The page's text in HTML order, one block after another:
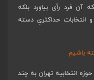
آن فرد رأی بیاورد بلکه
انتخابات حداکثریِ دسته
باشیم
انتخابیه تهران به چند